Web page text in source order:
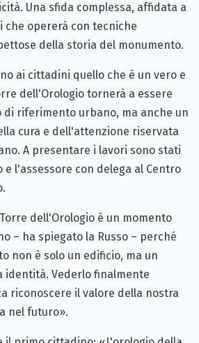
Una sfida complessa, affidata a
che opererà con tecniche
della storia del monumento.
ai cittadini quello che è un vero e
dell'Orologio tornerà a essere
di riferimento urbano, ma anche un
cura e dell'attenzione riservata
A presentare i lavori sono stati
e l'assessore con delega al Centro
dell'Orologio è un momento
– ha spiegato la Russo – perché
non è solo un edificio, ma un
identità. Vederlo finalmente
riconoscere il valore della nostra
nel futuro».